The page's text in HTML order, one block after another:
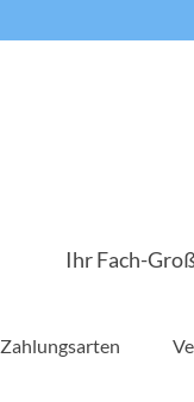
Ihr Fach-
Zahlungsarten